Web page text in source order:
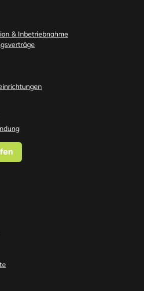
& Inbetriebnahme